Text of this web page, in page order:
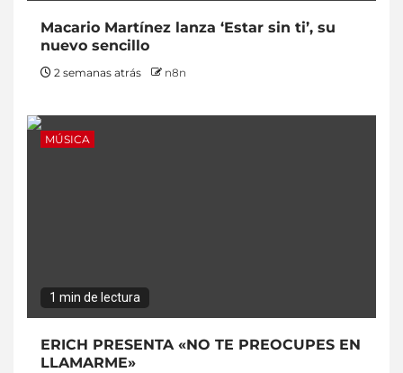
Macario Martínez lanza ‘Estar sin ti’, su
nuevo sencillo
2 semanas atrás n8n
MÚSICA
1 min de lectura
ERICH PRESENTA «NO TE PREOCUPES EN
LLAMARME»